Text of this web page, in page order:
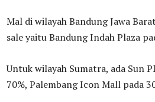
Mal di wilayah Bandung Jawa
sale yaitu Bandung Indah Plaza
Untuk wilayah Sumatra, ada Sun
70%, Palembang Icon Mall pada